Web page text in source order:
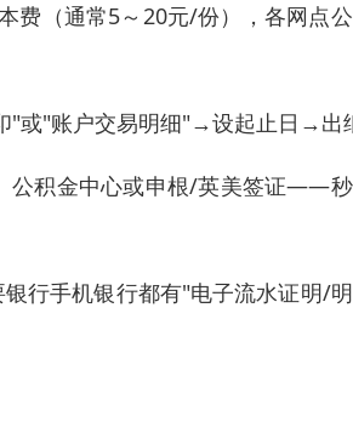
费（通常5～20元/份），各网点
"或"账户交易明细"→设起止日→出
公积金中心或申根/英美签证——
行手机银行都有"电子流水证明/